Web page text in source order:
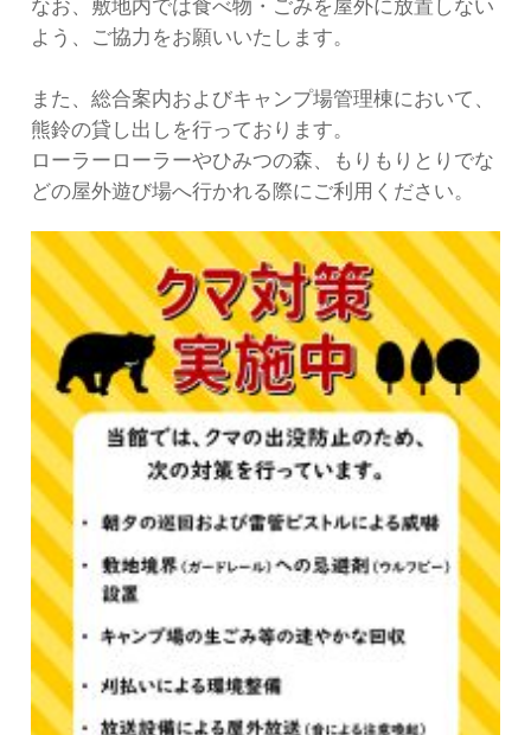
よう、ご協力をお願いいたします。
また、総合案内およびキャンプ場管理棟において、
熊鈴の貸し出しを行っております。
ローラーローラーやひみつの森、もりもりとりでな
どの屋外遊び場へ行かれる際にご利用ください。